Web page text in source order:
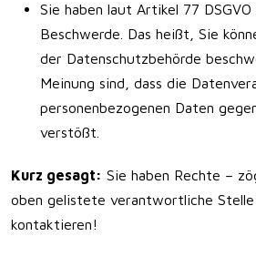
Sie haben laut Artikel 77
Beschwerde. Das heißt, Sie
der Datenschutzbehörde
Meinung sind, dass die
personenbezogenen Daten
verstößt.
Kurz gesagt: Sie haben Rechte –
oben gelistete verantwortliche Stelle
kontaktieren!